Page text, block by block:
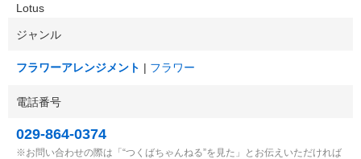
Lotus
ジャンル
フラワーアレンジメント フラワー
電話番号
029-864-0374
お問い合わせの際は「“つくばちゃんねる”を見た」とお伝えいただければ